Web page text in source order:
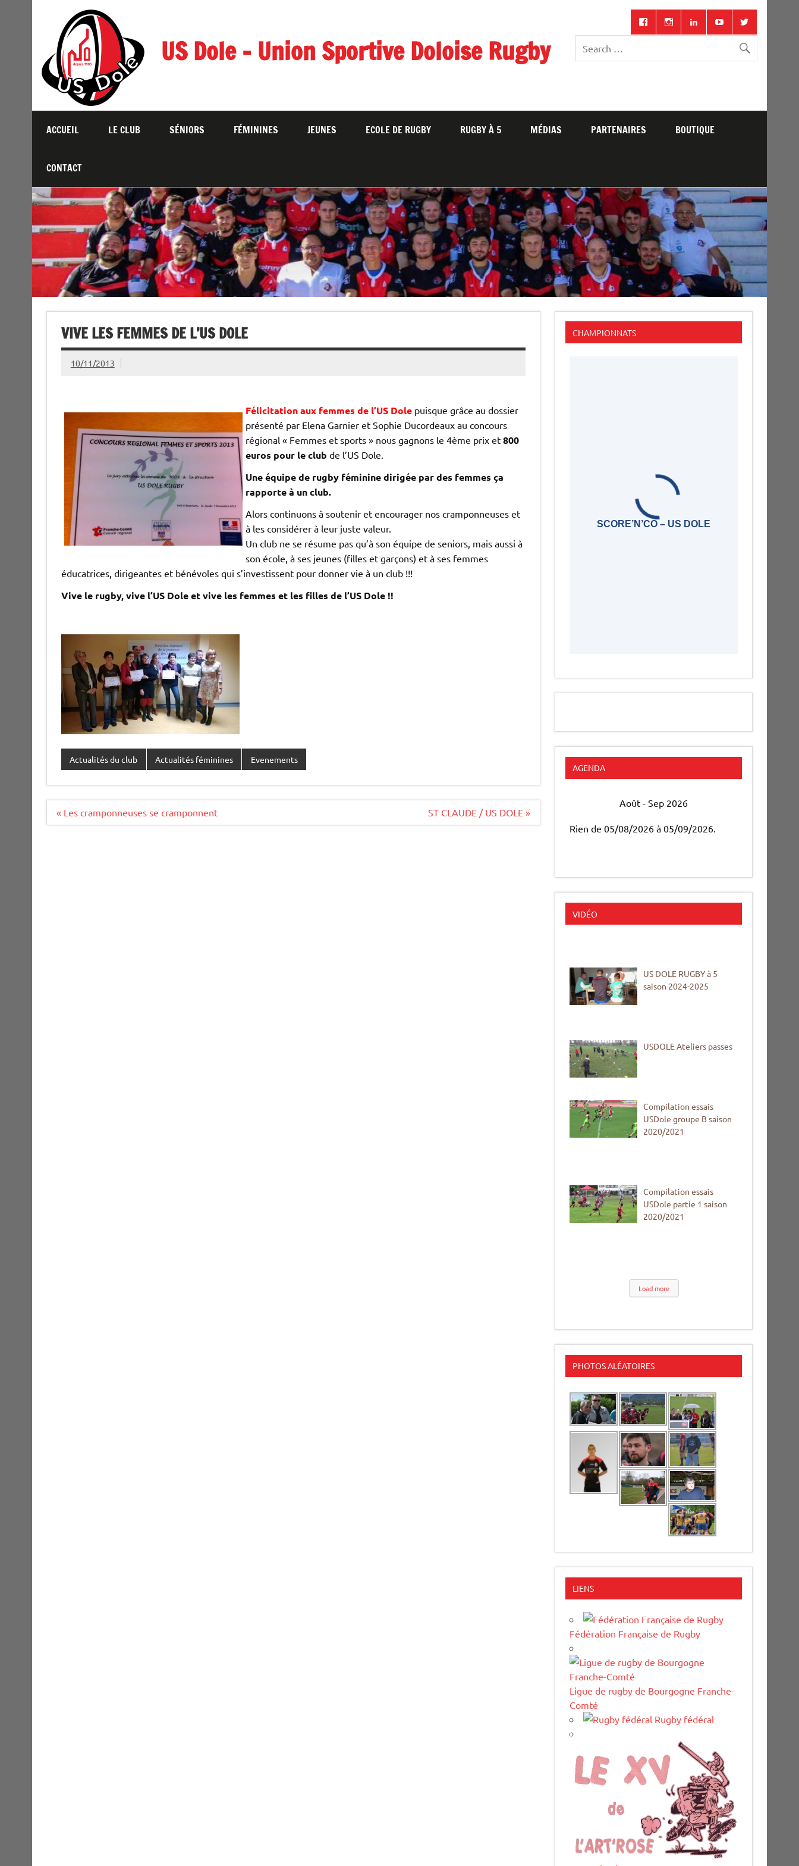
US Dole – Union Sportive Doloise Rugby
ACCUEIL LE CLUB SÉNIORS FÉMININES JEUNES ECOLE DE RUGBY RUGBY À 5 MÉDIAS PARTENAIRES BOUTIQUE
CONTACT
VIVE LES FEMMES DE L’US DOLE
10/11/2013
Félicitation aux femmes de l’US Dolepuisque grâce au dossier
présenté par Elena Garnier et Sophie Ducordeaux au concours
régional « Femmes et sports » nous gagnons le 4ème prix et 800
euros pour le club de l’US Dole.
Une équipe de rugby féminine dirigée par des femmes ça
rapporte à un club.
Alors continuons à soutenir et encourager nos cramponneuses et
à les considérer à leur juste valeur.
Un club ne se résume pas qu’à son équipe de seniors, mais aussi à
son école, à ses jeunes (filles et garçons) et à ses femmes
éducatrices, dirigeantes et bénévoles qui s’investissent pour donner vie à un club !!!
Vive le rugby, vive l’US Dole et vive les femmes et les filles de l’US Dole !!
Actualités du club Actualités féminines Evenements
Navigation
« Les cramponneuses se cramponnent ST CLAUDE / US DOLE »
CHAMPIONNATS
SCORE’N’CO – US DOLE
AGENDA
Août - Sep 2026
Rien de 05/08/2026 à 05/09/2026.
VIDÉO
US DOLE RUGBY à 5
saison 2024-2025
USDOLE Ateliers passes
Compilation essais
USDole groupe B saison
2020/2021
Compilation essais
USDole partie 1 saison
2020/2021
Load more
PHOTOS ALÉATOIRES
LIENS
Fédération Française de Rugby
Ligue de rugby de Bourgogne Franche-
Comté
Rugby fédéral